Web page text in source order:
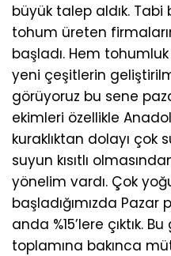
büyük talep aldık. Tabi
tohum üreten
başladı. Hem
yeni çeşitlerin
görüyoruz bu sene
ekimleri özellikle
kuraklıktan dolayı çok
suyun kısıtlı
yönelim vardı. Çok
başladığımızda Pazar
anda %15’lere çıktık.
toplamına bakınca